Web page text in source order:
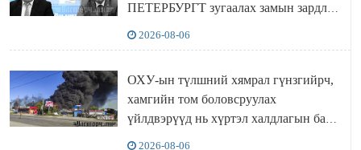
ПЕТЕРБУРГТ зугаалах замын зардлаа
2026-08-06
ОХУ-ын түлшний хямрал гүнзгийрч,
хамгийн том боловсруулах
үйлдвэрүүд нь хүртэл халдлагын бай
2026-08-06